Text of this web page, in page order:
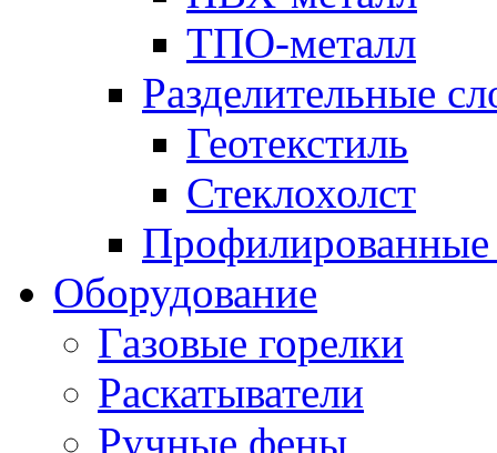
ТПО-металл
Разделительные
Геотекстиль
Стеклохолст
Оборудование
Газовые горелки
Раскатыватели
Ручные фены